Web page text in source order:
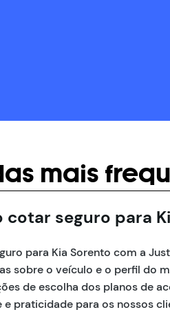
mais
cotar seguro para
para Kia Sorento com a
sobre o veículo e o perfil do
de escolha dos planos de
e praticidade para os nossos